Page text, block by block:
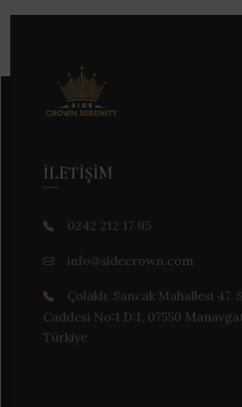
İLETIŞIM
0242 212 17 95
info@sidecrown.com
Çolaklı, Sancak Mahallesi 47.
Caddesi No:1 D:1, 07550
Türkiye